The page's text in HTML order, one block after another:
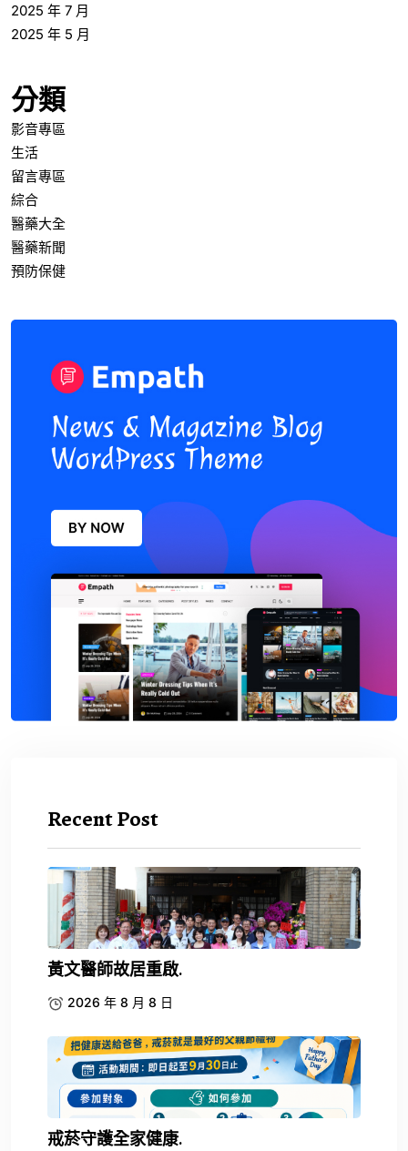
2025 年 7 月
2025 年 5 月
分類
影音專區
生活
留言專區
綜合
醫藥大全
醫藥新聞
預防保健
Recent Post
黃文醫師故居重啟.
2026 年 8 月 8 日
戒菸守護全家健康.